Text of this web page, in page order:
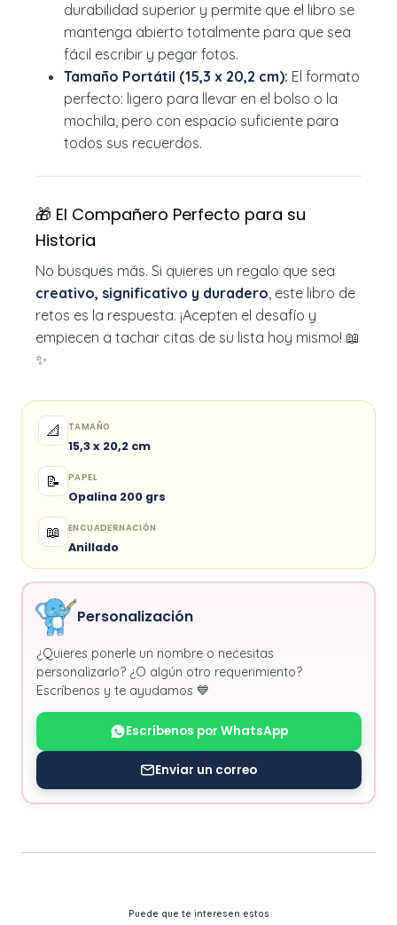
durabilidad superior y permite que el libro se
mantenga abierto totalmente para que sea
fácil escribir y pegar fotos.
Tamaño Portátil (15,3 x 20,2 cm): El formato
perfecto: ligero para llevar en el bolso o la
mochila, pero con espacio suficiente para
todos sus recuerdos.
🎁 El Compañero Perfecto para su
Historia
No busques más. Si quieres un regalo que sea
creativo, significativo y duradero, este libro de
retos es la respuesta. ¡Acepten el desafío y
empiecen a tachar citas de su lista hoy mismo! 📖
✨
📐 TAMAÑO
15,3 x 20,2 cm
📝 PAPEL
Opalina 200 grs
📖 ENCUADERNACIÓN
Anillado
Personalización
¿Quieres ponerle un nombre o necesitas
personalizarlo? ¿O algún otro requerimiento?
Escríbenos y te ayudamos 💙
Escríbenos por WhatsApp
Enviar un correo
Puede que te interesen estos